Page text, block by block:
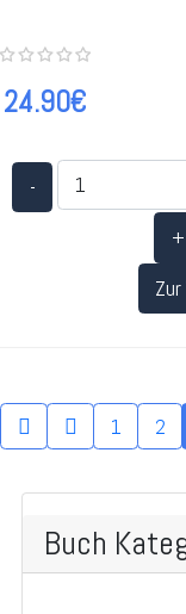
24.90€
-
+
1 2
Buch